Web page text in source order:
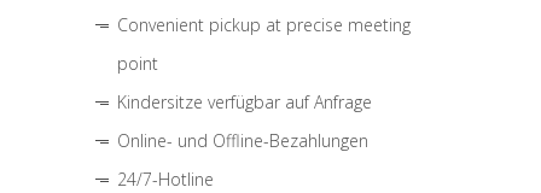
Convenient pickup at precise meeting
point
Kindersitze verfügbar auf Anfrage
Online- und Offline-Bezahlungen
24/7-Hotline